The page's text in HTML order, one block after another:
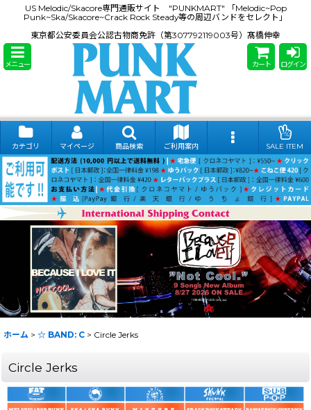
US Melodic/Skacore専門通販サイト "PUNKMART" 「Melodic~Pop
Punk~Ska/Skacore~Crack Rock Steady等の周辺バンドをセレクト」
東京都公安委員会公認古物商免許（第307792119003号）髙橋伸幸
メニュー カート ログイン
カテゴリ マイページ 商品検索 ご利用案内 SALE ITEM
ホーム > ☆ BAND: C > Circle Jerks
Circle Jerks